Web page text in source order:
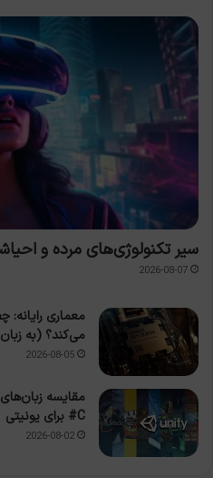
سیر تکنولوژی‌های مرده و
2026-08-07
می‌کند؟ (به زبان
2026-08-05
C# برای یونیتی
2026-08-02